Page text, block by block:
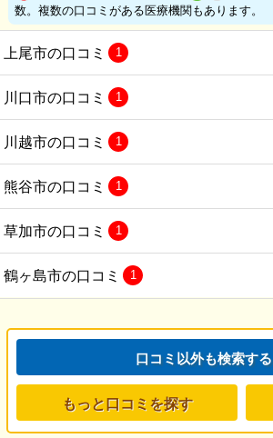
数。複数の口コミがある医療機関もあります。
上尾市の口コミ 1
川口市の口コミ 1
川越市の口コミ 1
熊谷市の口コミ 1
草加市の口コミ 1
鶴ヶ島市の口コミ 1
口コミ以外も検索する
もっと口コミを探す